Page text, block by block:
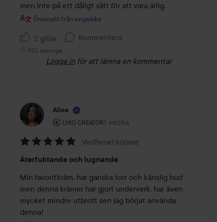
men inte på ett dåligt sätt för att vara ärlig.
Översatt från engelska
2 gillar Kommentera
932 visningar
Logga in för att lämna en kommentar
Alice
LYKO CREATOR
Användarens roll: Lyko Creator.
1 vecka
Inlägget skapades 1 vecka
5
av
5
Verifierad köpare
Återfuktande och lugnande
Min favoritkräm, har ganska torr och känslig hud
men denna krämer har gjort underverk, har även
mycket mindre utbrott sen jag börjat använda
denna!